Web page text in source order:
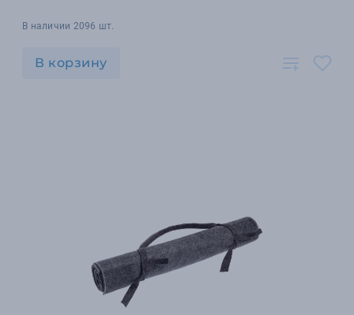
В наличии 2096 шт.
В корзину